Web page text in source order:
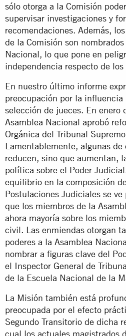
sólo otorga a la Comisión
supervisar investigaciones y
recomendaciones. Además,
de la Comisión son
Nacional, lo que pone en
independencia respecto de
En nuestro último informe
preocupación por la
selección de jueces. En enero
Asamblea Nacional aprobó
Orgánica del Tribunal
Lamentablemente, algunas de
reducen, sino que aumentan,
política sobre el Poder
equilibrio en la composición
Postulaciones Judiciales se ve
que los miembros de la
ahora mayoría sobre los
civil. Las enmiendas otorgan
poderes a la Asamblea
nombrar a figuras clave del
el Inspector General de
de la Escuela Nacional de la
La Misión también está
preocupada por el efecto
Segundo Transitorio de dicha
cual los actuales magistrados